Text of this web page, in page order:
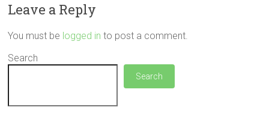
Leave a Reply
You must be logged in to post a comment.
Search
Search